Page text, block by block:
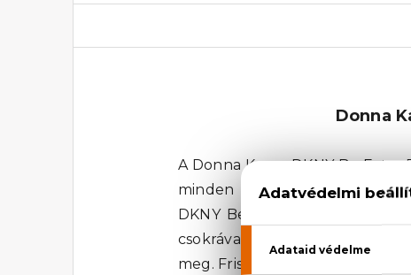
Donna
A Donna Karan DKNY Be
minden hölgyet.
DKNY Be Extra Delicious Eau
csokrával lep meg a szív
meg. Frissítő tónusai leginkább